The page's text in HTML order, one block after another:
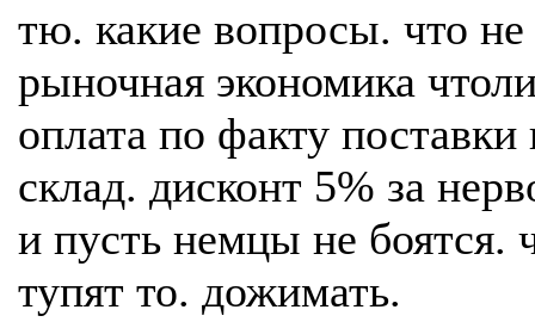
тю. какие вопросы. что не
рыночная экономика
оплата по факту поставки
склад. дисконт 5% за
и пусть немцы не боятся.
тупят то. дожимать.